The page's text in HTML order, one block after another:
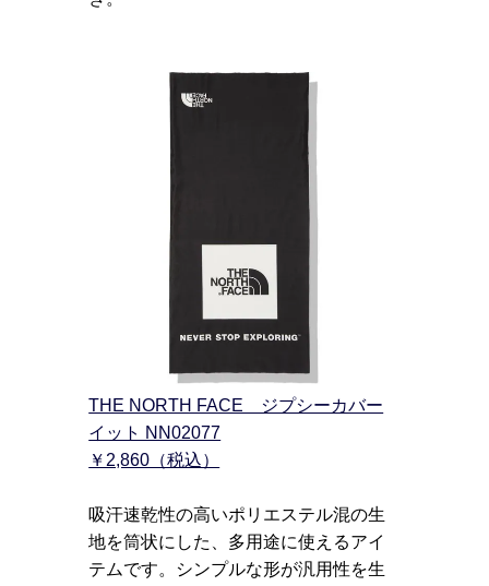
THE NORTH FACE ジプシーカバー
イット NN02077
￥2,860（税込）
吸汗速乾性の高いポリエステル混の生
地を筒状にした、多用途に使えるアイ
テムです。シンプルな形が汎用性を生